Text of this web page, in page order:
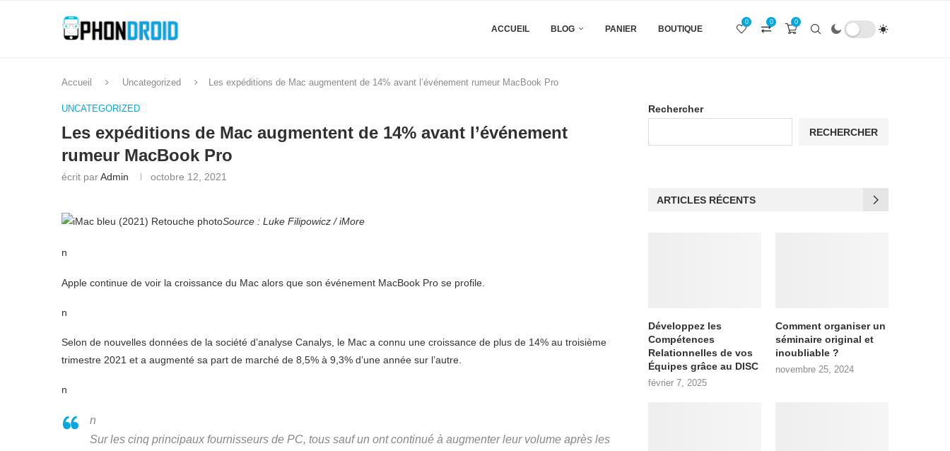
ACCUEIL BLOG PANIER BOUTIQUE
0
0
0
Accueil Uncategorized Les expéditions de Mac augmentent de 14% avant l’événement rumeur MacBook Pro
UNCATEGORIZED
Les expéditions de Mac augmentent de 14% avant l’événement
rumeur MacBook Pro
écrit parAdmin octobre 12, 2021
Source : Luke Filipowicz / iMore
n
Apple continue de voir la croissance du Mac alors que son événement MacBook Pro se profile.
n
Selon de nouvelles données de la société d’analyse Canalys, le Mac a connu une croissance de plus de 14% au troisième
trimestre 2021 et a augmenté sa part de marché de 8,5% à 9,3% d’une année sur l’autre.
n
n
Sur les cinq principaux fournisseurs de PC, tous sauf un ont continué à augmenter leur volume après les
Rechercher
RECHERCHER
ARTICLES RÉCENTS
Développez les
Compétences
Relationnelles de vos
Équipes grâce au DISC
février 7, 2025
Comment organiser un
séminaire original et
inoubliable ?
novembre 25, 2024